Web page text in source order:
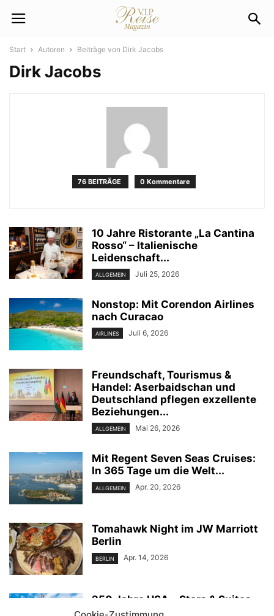
Start Autoren Beiträge von Dirk Jacobs
Dirk Jacobs
76 BEITRÄGE 0 Kommentare
10 Jahre Ristorante „La Cantina
Rosso“ – Italienische
Leidenschaft...
ALLGEMEIN Juli 25, 2026
Nonstop: Mit Corendon Airlines
nach Curacao
AIRLINES Juli 6, 2026
Freundschaft, Tourismus &
Handel: Aserbaidschan und
Deutschland pflegen exzellente
Beziehungen...
ALLGEMEIN Mai 26, 2026
Mit Regent Seven Seas Cruises:
In 365 Tage um die Welt...
ALLGEMEIN Apr. 20, 2026
Tomahawk Night im JW Marriott
Berlin
BERLIN Apr. 14, 2026
250 Jahre USA – Stars & Suites
im ...